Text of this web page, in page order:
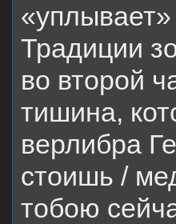
Традиции
во второй
тишина,
верлибра
стоишь /
тобою